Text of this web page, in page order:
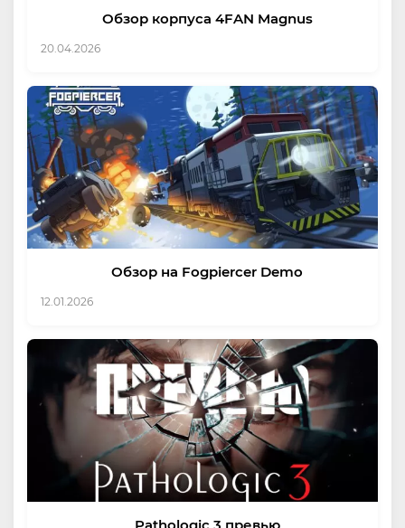
Обзор корпуса 4FAN Magnus
20.04.2026
Обзор на Fogpiercer Demo
12.01.2026